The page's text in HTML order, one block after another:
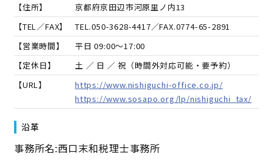
【住所】
京都府京田辺市河原里ノ内13
【TEL／FAX】
TEL.050-3628-4417／FAX.0774-65-2891
【営業時間】
平日 09:00～17:00
【定休日】
土 ／ 日 ／ 祝（時間外対応可能・要予約）
【URL】
https://www.nishiguchi-office.co.jp/
https://www.sosapo.org/lp/nishiguchi_tax/
沿革
事務所名:西口末和税理士事務所